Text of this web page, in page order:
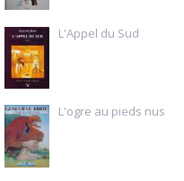
L'Appel du Sud
L'ogre au pieds nus